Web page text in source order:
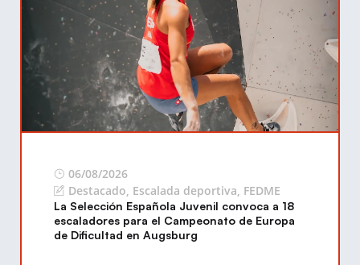
06/08/2026
Destacado Escalada deportiva FEDME
La Selección Española Juvenil convoca a 18
escaladores para el Campeonato de Europa
de Dificultad en Augsburg